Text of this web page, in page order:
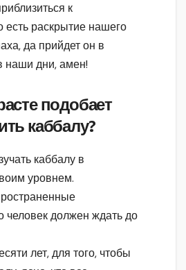
к
раскрытие нашего
да прийдет он в
наши дни, амен!
подобает
каббалу?
каббалу в
уровнем.
человек должен ждать до
лет, для того, чтобы